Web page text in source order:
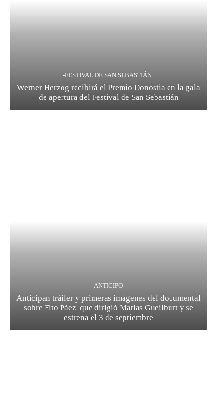
-FESTIVAL DE SAN SEBASTIÁN
Werner Herzog recibirá el Premio Donostia en la gala
de apertura del Festival de San Sebastián
-ANTICIPO
Anticipan tráiler y primeras imágenes del documental
sobre Fito Páez, que dirigió Matías Gueilburt y se
estrena el 3 de septiembre